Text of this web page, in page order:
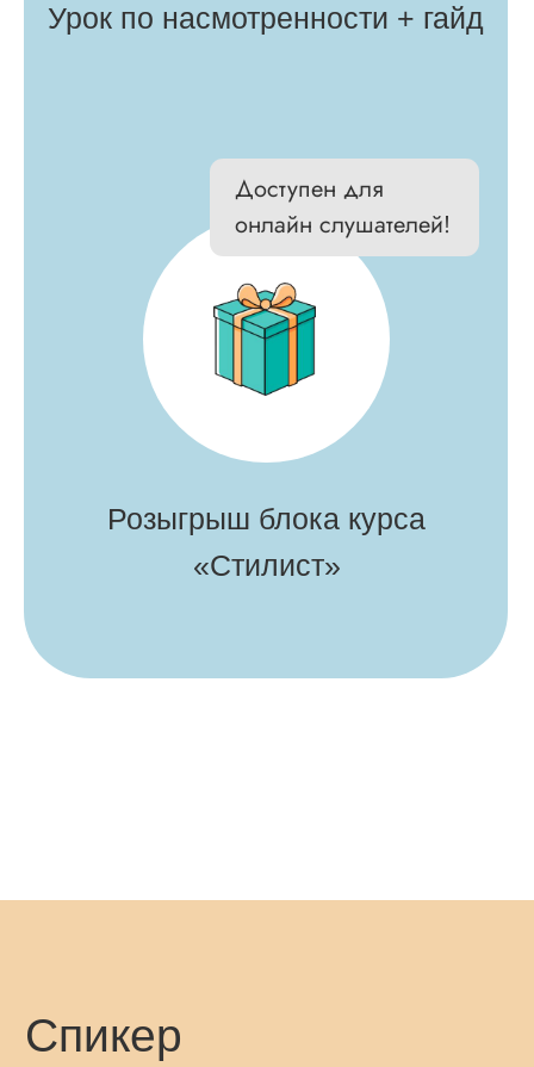
техник
20 тыс. учеников
прошли нашу
бесплатную
программу